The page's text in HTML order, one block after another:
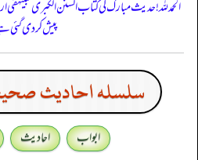
الحمدللہ! حدیث مبارک کی کتاب السنن الكبرى
پیش کر دی گئی
سلسله احاديث
ابواب احادیث